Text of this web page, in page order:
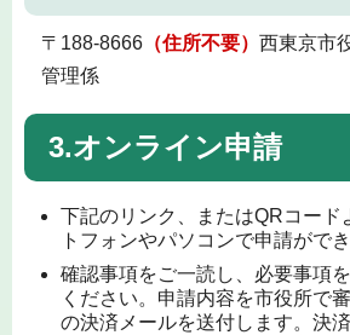
〒188-8666（住所不要） 西東京市
管理係
3.オンライン申請
下記のリンク、またはQRコード
トフォンやパソコンで申請ができ
確認事項をご一読し、必要事項
ください。申請内容を市役所で
の決済メールを送付します。決